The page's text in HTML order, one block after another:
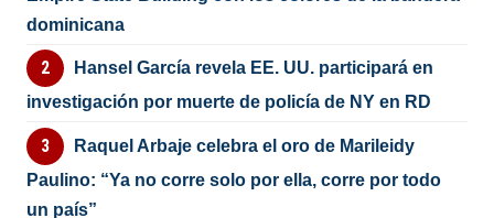
dominicana
Hansel García revela EE. UU. participará en
investigación por muerte de policía de NY en RD
Raquel Arbaje celebra el oro de Marileidy
Paulino: “Ya no corre solo por ella, corre por todo
un país”